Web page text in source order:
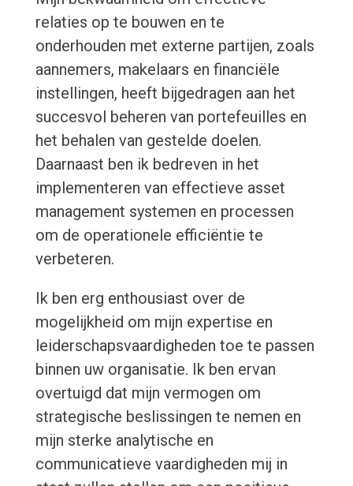
relaties op te bouwen en te
onderhouden met externe partijen, zoals
aannemers, makelaars en financiële
instellingen, heeft bijgedragen aan het
succesvol beheren van portefeuilles en
het behalen van gestelde doelen.
Daarnaast ben ik bedreven in het
implementeren van effectieve asset
management systemen en processen
om de operationele efficiëntie te
verbeteren.
Ik ben erg enthousiast over de
mogelijkheid om mijn expertise en
leiderschapsvaardigheden toe te passen
binnen uw organisatie. Ik ben ervan
overtuigd dat mijn vermogen om
strategische beslissingen te nemen en
mijn sterke analytische en
communicatieve vaardigheden mij in